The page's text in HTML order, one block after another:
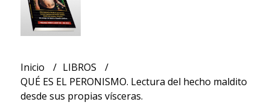
Inicio
LIBROS
QUÉ ES EL PERONISMO. Lectura del hecho maldito
desde sus propias vísceras.